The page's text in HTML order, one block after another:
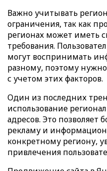
Важно учитывать
ограничения, так как
регионах может иметь
требования.
могут воспринимать
разному, поэтому
с учетом этих факторов.
Один из последних
использование
адресов. Это позволяет
рекламу и
конкретному региону,
привлечения